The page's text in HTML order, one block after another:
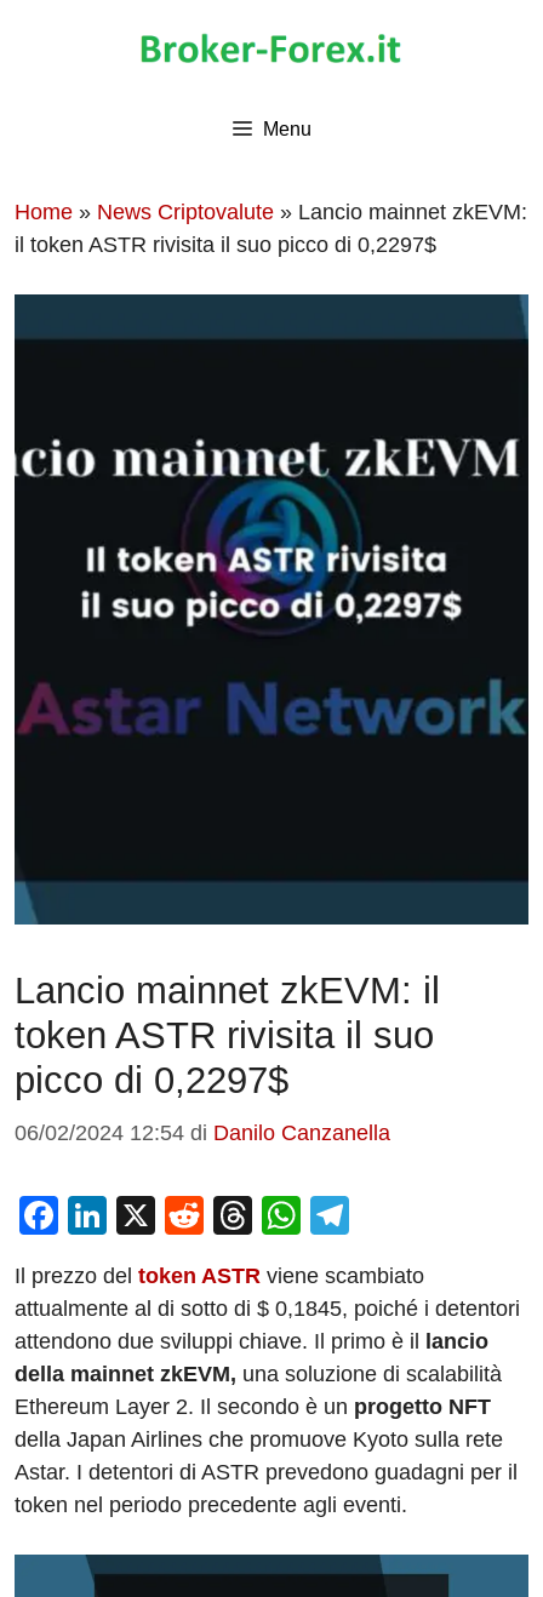
Menu
Home » News Criptovalute » Lancio mainnet zkEVM:
il token ASTR rivisita il suo picco di 0,2297$
Lancio mainnet zkEVM: il
token ASTR rivisita il suo
picco di 0,2297$
06/02/2024 12:54 di Danilo Canzanella
F
c
e
b
o
o
k
Li
k
e
dI
n
X
R
d
di
t
T
e
a
d
s
W
at
s
A
p
p
e
gr
a
m
Il prezzo del token ASTR viene scambiato
attualmente al di sotto di $ 0,1845, poiché i detentori
attendono due sviluppi chiave. Il primo è il
lancio
della mainnet zkEVM, una soluzione di scalabilità
Ethereum Layer 2. Il secondo è un progetto NFT
della Japan Airlines che promuove Kyoto sulla rete
Astar. I detentori di ASTR prevedono guadagni per il
token nel periodo precedente agli eventi.